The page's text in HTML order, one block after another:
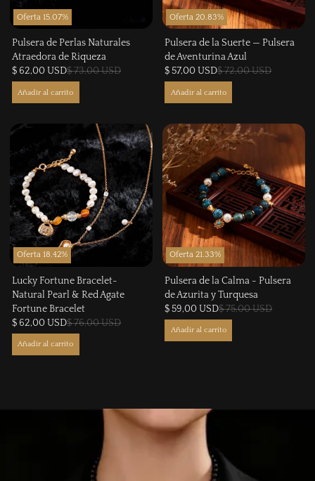
Oferta 15.07%
Pulsera de Perlas Naturales
Atraedora de Riqueza
$ 62,00 USD$ 73,00 USD
Añadir al carrito
Oferta 20.83%
Pulsera de la Suerte — Pulsera
de Aventurina Azul
$ 57,00 USD$ 72,00 USD
Añadir al carrito
Oferta 18.42%
Lucky Fortune Bracelet-
Natural Pearl & Red Agate
Fortune Bracelet
$ 62,00 USD$ 76,00 USD
Añadir al carrito
Oferta 21.33%
Pulsera de la Calma - Pulsera
de Azurita y Turquesa
$ 59,00 USD$ 75,00 USD
Añadir al carrito